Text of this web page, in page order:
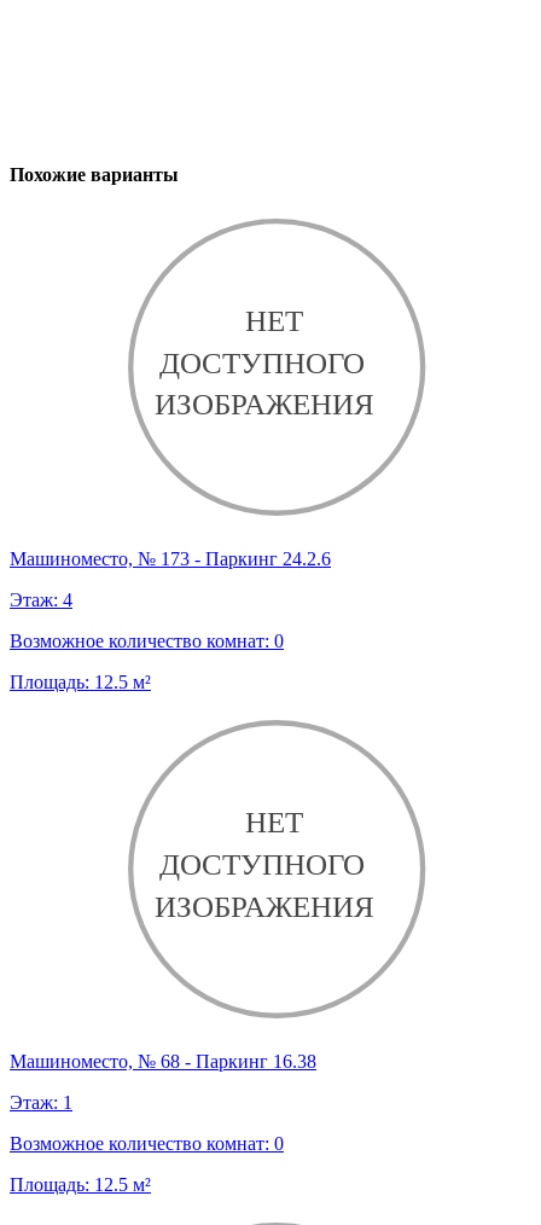
Похожие варианты
Машиноместо, № 173 - Паркинг 24.2.6
Этаж: 4
Возможное количество комнат: 0
Площадь: 12.5 м²
Машиноместо, № 68 - Паркинг 16.38
Этаж: 1
Возможное количество комнат: 0
Площадь: 12.5 м²